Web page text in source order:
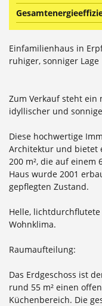
Einfamilienhaus in
ruhiger, sonniger Lage
Zum Verkauf steht ein
idyllischer und
Diese hochwertige
Architektur und bietet
200 m², die auf einem
Haus wurde 2001
gepflegten Zustand.
Helle,
Wohnklima.
Raumaufteilung:
Das Erdgeschoss ist
rund 55 m² einen
Küchenbereich. Die